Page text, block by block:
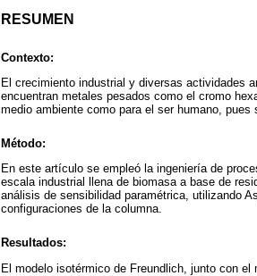
RESUMEN
Contexto:
El crecimiento industrial y diversas actividades
encuentran metales pesados como el cromo
medio ambiente como para el ser humano,
Método:
En este artículo se empleó la ingeniería de
escala industrial llena de biomasa a base de
análisis de sensibilidad paramétrica, utilizando
configuraciones de la columna.
Resultados:
El modelo isotérmico de Freundlich, junto con